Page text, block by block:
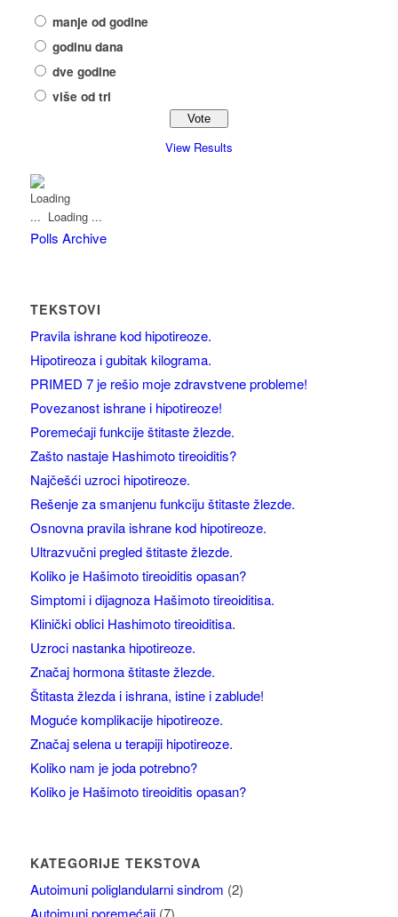
manje od godine
godinu dana
dve godine
više od tri
View Results
Loading ...
Polls Archive
TEKSTOVI
Pravila ishrane kod hipotireoze.
Hipotireoza i gubitak kilograma.
PRIMED 7 je rešio moje zdravstvene probleme!
Povezanost ishrane i hipotireoze!
Poremećaji funkcije štitaste žlezde.
Zašto nastaje Hashimoto tireoiditis?
Najčešći uzroci hipotireoze.
Rešenje za smanjenu funkciju štitaste žlezde.
Osnovna pravila ishrane kod hipotireoze.
Ultrazvučni pregled štitaste žlezde.
Koliko je Hašimoto tireoiditis opasan?
Simptomi i dijagnoza Hašimoto tireoiditisa.
Klinički oblici Hashimoto tireoiditisa.
Uzroci nastanka hipotireoze.
Značaj hormona štitaste žlezde.
Štitasta žlezda i ishrana, istine i zablude!
Moguće komplikacije hipotireoze.
Značaj selena u terapiji hipotireoze.
Koliko nam je joda potrebno?
Koliko je Hašimoto tireoiditis opasan?
KATEGORIJE TEKSTOVA
Autoimuni poliglandularni sindrom (2)
Autoimuni poremećaji(7)